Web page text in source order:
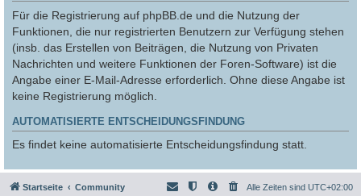
Für die Registrierung auf phpBB.de und die Nutzung der
Funktionen, die nur registrierten Benutzern zur Verfügung stehen
(insb. das Erstellen von Beiträgen, die Nutzung von Privaten
Nachrichten und weitere Funktionen der Foren-Software) ist die
Angabe einer E-Mail-Adresse erforderlich. Ohne diese Angabe ist
keine Registrierung möglich.
AUTOMATISIERTE ENTSCHEIDUNGSFINDUNG
Es findet keine automatisierte Entscheidungsfindung statt.
Startseite Community Alle Zeiten sind UTC+02:00